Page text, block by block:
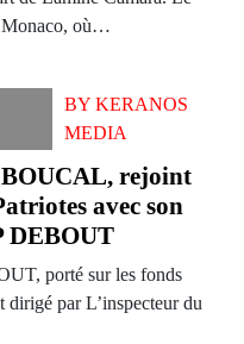
Monaco, où…
BYKERANOS
MEDIA
rejoint
avec son
DEBOUT
porté sur les fonds
par L’inspecteur du